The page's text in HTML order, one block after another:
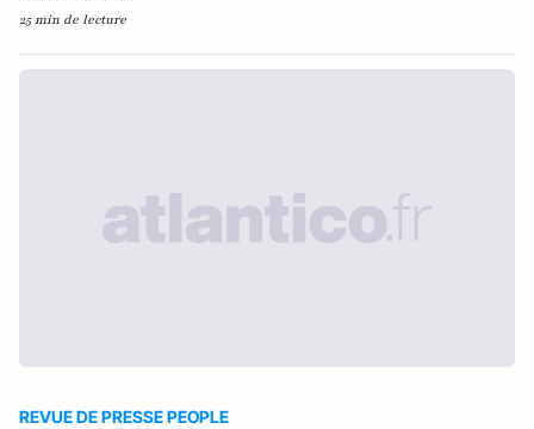
25 min de lecture
REVUE DE PRESSE PEOPLE